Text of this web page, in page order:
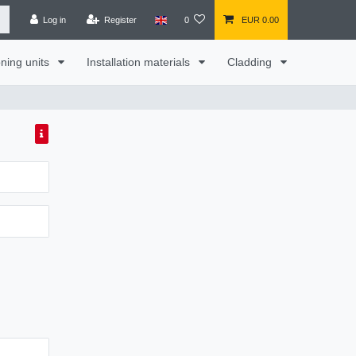
Log in Register 0 EUR 0.00
units Installation materials Cladding